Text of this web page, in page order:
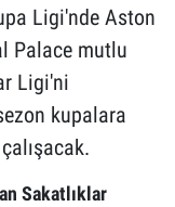
Ligi'nde Aston
Palace mutlu
Ligi'ni
kupalara
Sakatlıklar